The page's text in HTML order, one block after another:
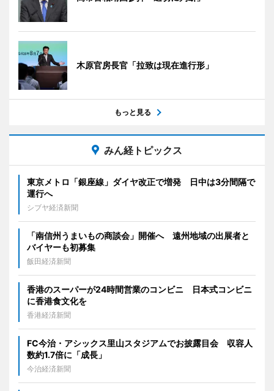
木原官房長官「拉致は現在進行形」
もっと見る
みん経トピックス
東京メトロ「銀座線」ダイヤ改正で増発 日中は3分間隔で
運行へ
シブヤ経済新聞
「南信州うまいもの商談会」開催へ 遠州地域の出展者と
バイヤーも初募集
飯田経済新聞
香港のスーパーが24時間営業のコンビニ 日本式コンビニ
に香港食文化を
香港経済新聞
FC今治・アシックス里山スタジアムでお披露目会 収容人
数約1.7倍に「成長」
今治経済新聞